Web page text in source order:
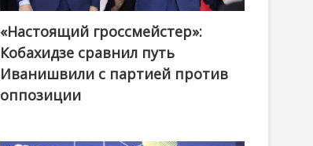
@ქართული ოცნება / Georgian Dream
«Настоящий гроссмейстер»:
Кобахидзе сравнил путь
Иванишвили с партией против
оппозиции